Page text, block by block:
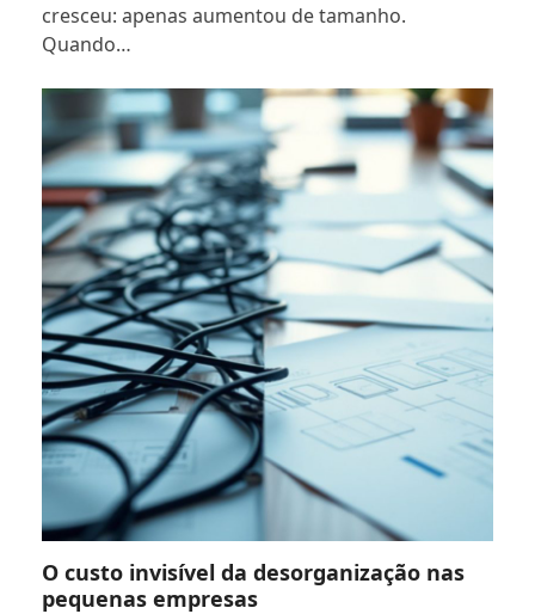
cresceu: apenas aumentou de tamanho.
Quando…
O custo invisível da desorganização nas
pequenas empresas